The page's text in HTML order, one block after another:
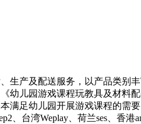
产及配送服务，以产品类别
儿园游戏课程玩教具及材料
满足幼儿园开展游戏课程的需要
台湾Weplay、荷兰ses、香